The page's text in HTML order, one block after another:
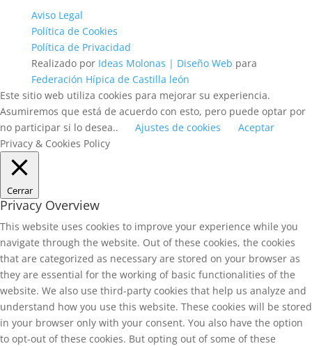
Aviso Legal
Política de Cookies
Política de Privacidad
Realizado por Ideas Molonas | Diseño Web para
Federación Hípica de Castilla león
Este sitio web utiliza cookies para mejorar su experiencia.
Asumiremos que está de acuerdo con esto, pero puede optar por
no participar si lo desea..
Ajustes de cookies
Aceptar
Privacy & Cookies Policy
Cerrar
Privacy Overview
This website uses cookies to improve your experience while you
navigate through the website. Out of these cookies, the cookies
that are categorized as necessary are stored on your browser as
they are essential for the working of basic functionalities of the
website. We also use third-party cookies that help us analyze and
understand how you use this website. These cookies will be stored
in your browser only with your consent. You also have the option
to opt-out of these cookies. But opting out of some of these